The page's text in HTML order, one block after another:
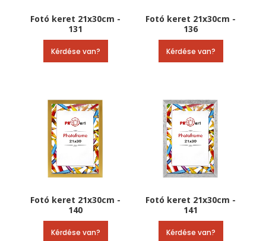
Fotó keret 21x30cm -
131
Kérdése van?
Fotó keret 21x30cm -
136
Kérdése van?
Fotó keret 21x30cm -
140
Kérdése van?
Fotó keret 21x30cm -
141
Kérdése van?